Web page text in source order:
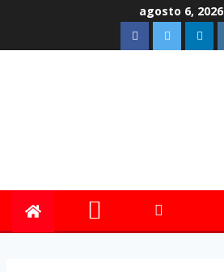
agosto 6, 2026